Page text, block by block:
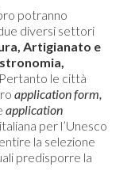
potranno
diversi settori
Artigianato e
Pertanto le città
application form,
application
per l’Unesco
la selezione
predisporre la